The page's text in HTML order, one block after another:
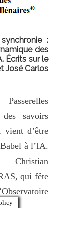
:
des
Écrits sur le
José Carlos
savoirs
vient d’être
à l’IA.
Christian
qui fête